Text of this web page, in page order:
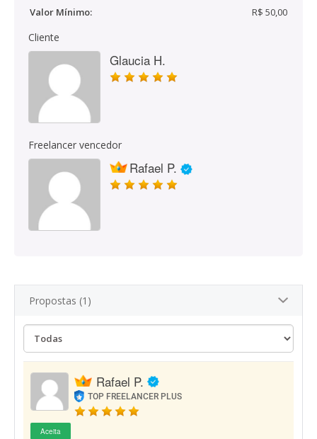
Valor Mínimo:
R$ 50,00
Cliente
Glaucia H.
Freelancer vencedor
Rafael P.
Propostas (1)
Rafael P.
TOP FREELANCER PLUS
Aceita